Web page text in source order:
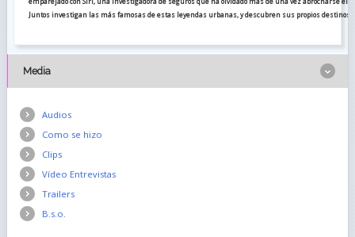
Juntos investigan las más famosas de estas leyendas urbanas, y descubren sus propios destinos
Media
Audios
Como se hizo
Clips
Vídeo Entrevistas
Trailers
B.s.o.